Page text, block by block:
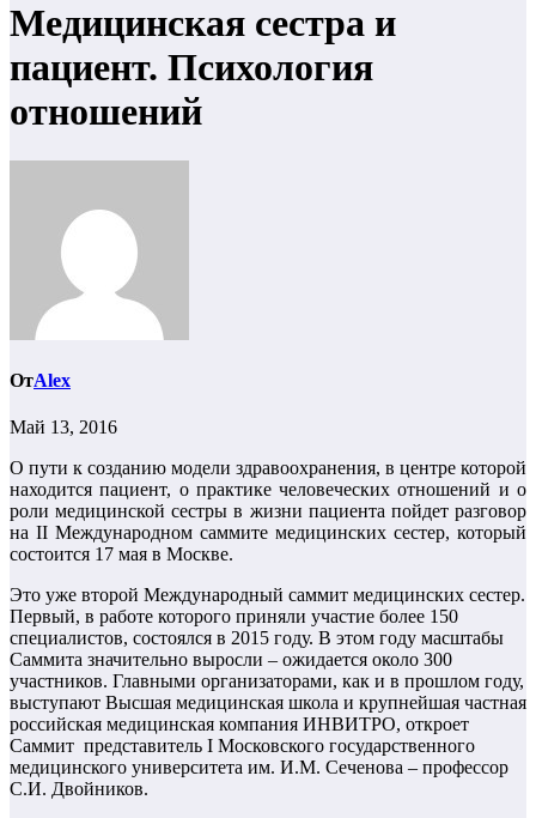
Медицинская сестра и
пациент. Психология
отношений
ОтAlex
Май 13, 2016
О пути к созданию модели здравоохранения, в центре которой
находится пациент, о практике человеческих отношений и о
роли медицинской сестры в жизни пациента пойдет разговор
на II Международном саммите медицинских сестер, который
состоится 17 мая в Москве.
Это уже второй Международный саммит медицинских сестер.
Первый, в работе которого приняли участие более 150
специалистов, состоялся в 2015 году. В этом году масштабы
Саммита значительно выросли – ожидается около 300
участников. Главными организаторами, как и в прошлом году,
выступают Высшая медицинская школа и крупнейшая частная
российская медицинская компания ИНВИТРО, откроет
Саммит представитель I Московского государственного
медицинского университета им. И.М. Сеченова – профессор
С.И. Двойников.